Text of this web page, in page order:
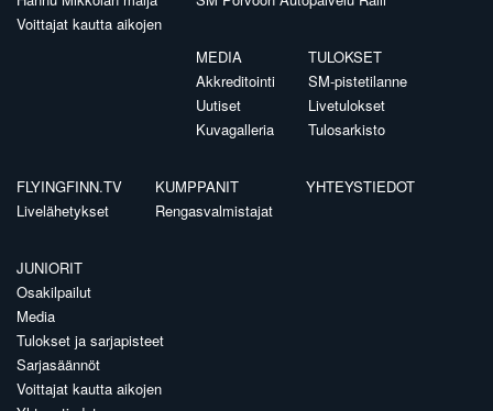
Voittajat kautta aikojen
MEDIA
Akkreditointi
Uutiset
Kuvagalleria
TULOKSET
SM-pistetilanne
Livetulokset
Tulosarkisto
FLYINGFINN.TV
Livelähetykset
KUMPPANIT
Rengasvalmistajat
YHTEYSTIEDOT
JUNIORIT
Osakilpailut
Media
Tulokset ja sarjapisteet
Sarjasäännöt
Voittajat kautta aikojen